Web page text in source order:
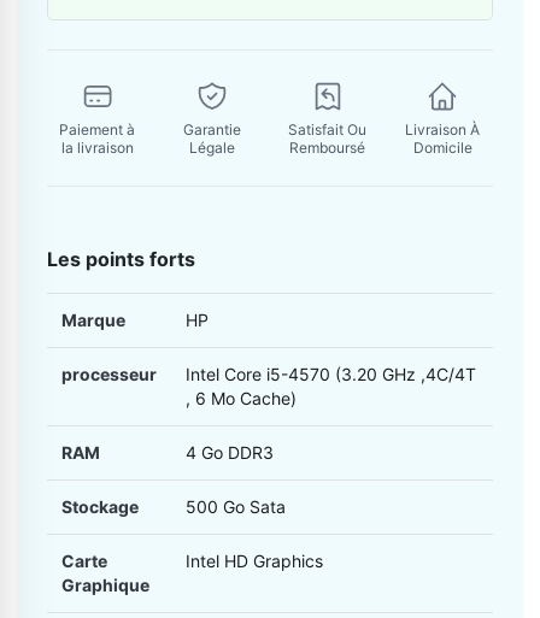
Paiement à
la livraison
Garantie
Légale
Satisfait Ou
Remboursé
Livraison À
Domicile
Les points forts
Marque HP
processeur
Intel Core i5-4570 (3.20 GHz ,4C/4T
, 6 Mo Cache)
RAM 4 Go DDR3
Stockage 500 Go Sata
Carte
Graphique
Intel HD Graphics